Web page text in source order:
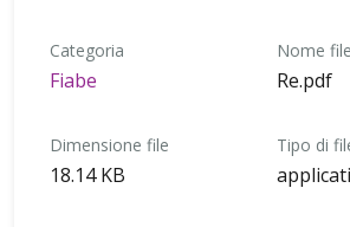
Categoria
Fiabe
Nome file
Re.pdf
Dimensione file
18.14 KB
Tipo di